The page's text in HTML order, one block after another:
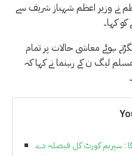
نے وزیر اعظم شہباز شریف سے
کہا۔
ہوئے معاشی حالات پر تمام
مسلم لیگ ن کے رہنما نے کہا کہ
: سپریم کورٹ کل فیصلہ دے